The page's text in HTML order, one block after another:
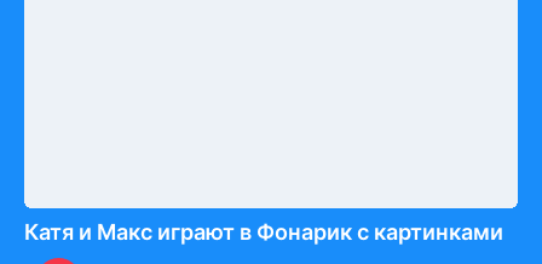
Катя и Макс играют в Фонарик с картинками